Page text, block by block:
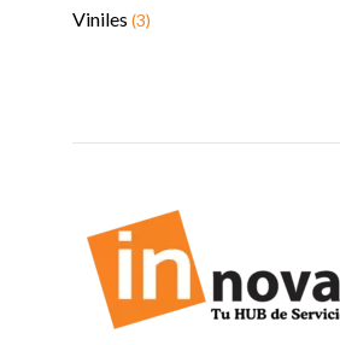
Viniles (3)